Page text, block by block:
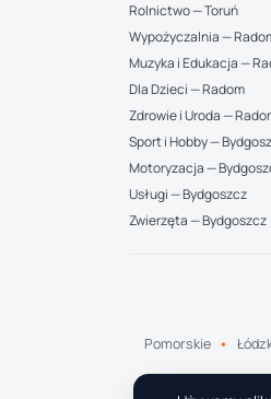
Rolnictwo — Toruń
Wypożyczalnia —
Muzyka i Edukacja —
Dla Dzieci — Radom
Zdrowie i Uroda —
Sport i Hobby —
Motoryzacja —
Usługi — Bydgoszcz
Zwierzęta — Bydgoszcz
Pomorskie